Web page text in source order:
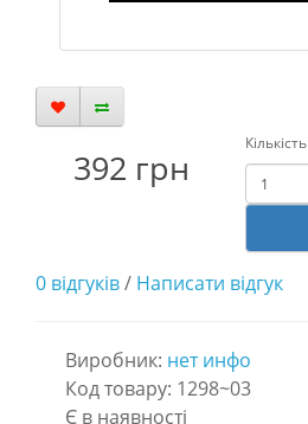
392 грн
Кількість
0 відгуків/ Написати відгук
Виробник: нет инфо
Код товару: 1298~03
Є в наявності